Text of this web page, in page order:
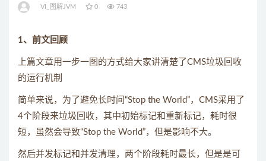
VI_图解JVM 0 743
1、前文回顾
上篇文章用一步一图的方式给大家讲清楚了CMS垃圾回收
的运行机制
简单来说，为了避免长时间“Stop the World”，CMS采用了
4个阶段来垃圾回收，其中初始标记和重新标记，耗时很
短，虽然会导致“Stop the World”，但是影响不大。
然后并发标记和并发清理，两个阶段耗时最长，但是是可